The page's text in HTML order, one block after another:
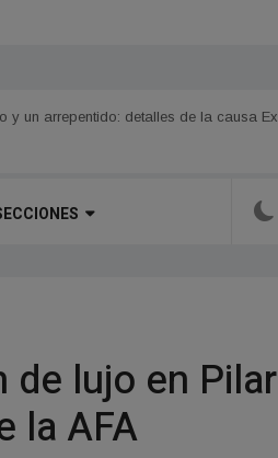
Grande
de lujo en Pilar
la AFA